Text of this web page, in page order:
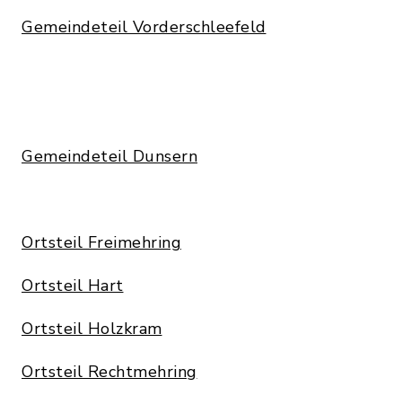
Gemeindeteil Vorderschleefeld
Gemeindeteil Dunsern
Ortsteil Freimehring
Ortsteil Hart
Ortsteil Holzkram
Ortsteil Rechtmehring